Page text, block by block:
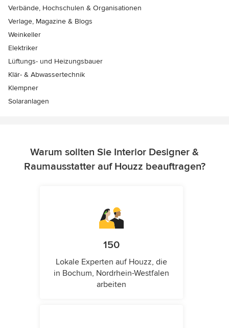
Verbände, Hochschulen & Organisationen
Verlage, Magazine & Blogs
Weinkeller
Elektriker
Lüftungs- und Heizungsbauer
Klär- & Abwassertechnik
Klempner
Solaranlagen
Warum sollten Sie Interior Designer &
Raumausstatter auf Houzz beauftragen?
150
Lokale Experten auf Houzz, die
in Bochum, Nordrhein-Westfalen
arbeiten